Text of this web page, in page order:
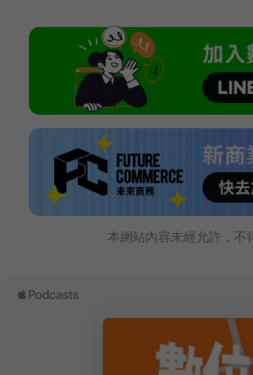
本網站內容未經允許，不